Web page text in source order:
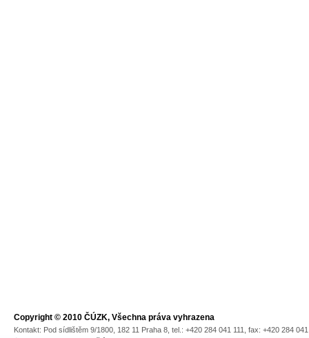
Copyright © 2010 ČÚZK, Všechna práva vyhrazena
Kontakt: Pod sídlištěm 9/1800, 182 11 Praha 8, tel.: +420 284 041 111, fax: +420 284